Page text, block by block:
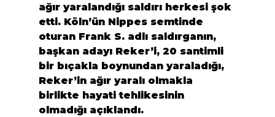
ağır yaralandığı saldırı herkesi şok
etti. Köln’ün Nippes semtinde
oturan Frank S. adlı saldırganın,
başkan adayı Reker’i, 20 santimli
bir bıçakla boynundan yaraladığı,
Reker’in ağır yaralı olmakla
birlikte hayati tehlikesinin
olmadığı açıklandı.